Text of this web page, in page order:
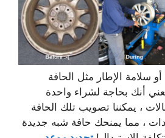
سلامة الإطار مثل الحافة
يعني أنك بحاجة لشراء واحدة
، يمكننا تصويب تلك الحافة
، مما يمنحك حافة شبه جديدة